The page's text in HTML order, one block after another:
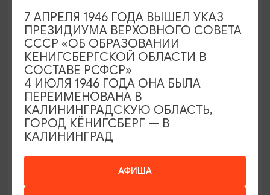
МАСТЕР-КЛАССЫ
Мастер-классы по керамике Елены
Бодяковой
Калининград, ул. Баранова, 45
АФИША
7 АПРЕЛЯ 1946 ГОДА ВЫШЕЛ УКАЗ
ПРЕЗИДИУМА ВЕРХОВНОГО СОВЕТА
СССР «ОБ ОБРАЗОВАНИИ
КЕНИГСБЕРГСКОЙ ОБЛАСТИ В
СОСТАВЕ РСФСР»
4 ИЮЛЯ 1946 ГОДА ОНА БЫЛА
ПЕРЕИМЕНОВАНА В
КАЛИНИНГРАДСКУЮ ОБЛАСТЬ,
ГОРОД КЁНИГСБЕРГ — В
КАЛИНИНГРАД